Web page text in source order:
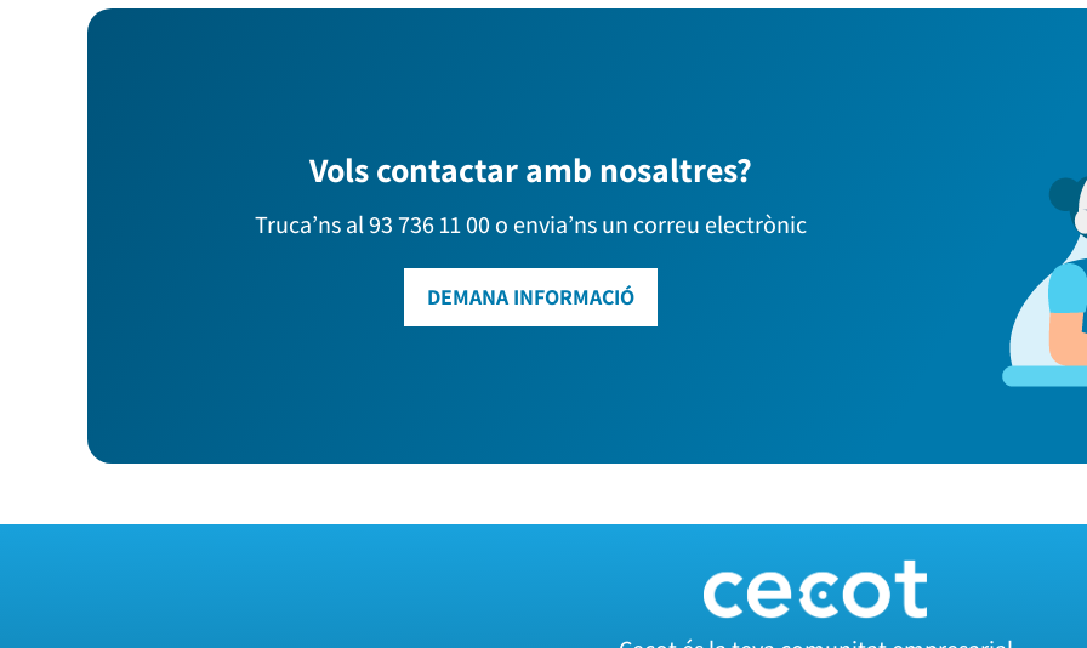
Vols contactar amb nosaltres?
Truca’ns al 93 736 11 00 o envia’ns un correu electrònic
DEMANA INFORMACIÓ